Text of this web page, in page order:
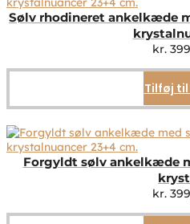
Sølv rhodineret ankelkæde
kr.
Tilføj til
Forgyldt sølv ankelkæde
kr.